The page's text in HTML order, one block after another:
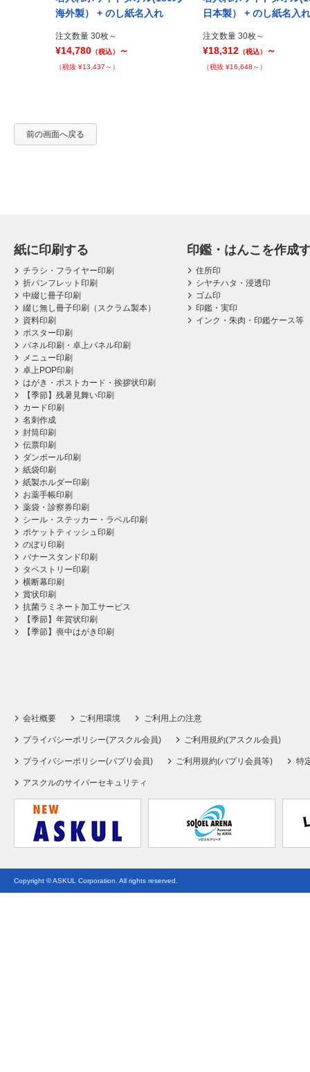
海外製） + のし紙名入れ
注文数量 30枚～
¥14,780 （税込） ～
（税抜 ¥13,437～）
日本製） + のし紙名入れ
注文数量 30枚～
¥18,312 （税込） ～
（税抜 ¥16,648～）
前の画面へ戻る
紙に印刷する
チラシ・フライヤー印刷
折パンフレット印刷
中綴じ冊子印刷
綴じ無し冊子印刷（スクラム製本）
資料印刷
ポスター印刷
パネル印刷・卓上パネル印刷
メニュー印刷
卓上POP印刷
はがき・ポストカード・挨拶状印刷
【季節】残暑見舞い印刷
カード印刷
名刺作成
封筒印刷
伝票印刷
ダンボール印刷
紙袋印刷
紙製ホルダー印刷
お薬手帳印刷
薬袋・診察券印刷
シール・ステッカー・ラベル印刷
ポケットティッシュ印刷
のぼり印刷
バナースタンド印刷
タペストリー印刷
横断幕印刷
賞状印刷
抗菌ラミネート加工サービス
【季節】年賀状印刷
【季節】喪中はがき印刷
印鑑・はんこを作成
住所印
シヤチハタ・浸透印
ゴム印
印鑑・実印
インク・朱肉・印鑑ケース等
会社概要 ご利用環境 ご利用上の注意
プライバシーポリシー(アスクル会員) ご利用規約(アスクル会員)
プライバシーポリシー(パプリ会員) ご利用規約(パプリ会員等) 特
アスクルのサイバーセキュリティ
Copyright © ASKUL Corporation. All rights reserved.